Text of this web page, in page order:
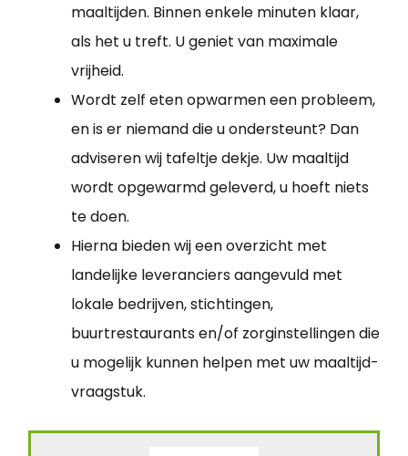
maaltijden. Binnen enkele minuten klaar,
als het u treft. U geniet van maximale
vrijheid.
Wordt zelf eten opwarmen een probleem,
en is er niemand die u ondersteunt? Dan
adviseren wij tafeltje dekje. Uw maaltijd
wordt opgewarmd geleverd, u hoeft niets
te doen.
Hierna bieden wij een overzicht met
landelijke leveranciers aangevuld met
lokale bedrijven, stichtingen,
buurtrestaurants en/of zorginstellingen die
u mogelijk kunnen helpen met uw maaltijd-
vraagstuk.